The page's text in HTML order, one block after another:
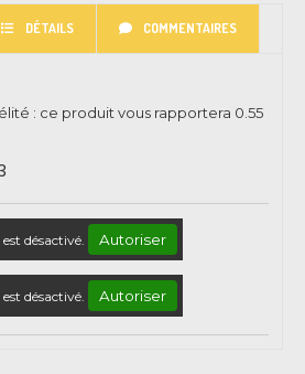
DÉTAILS COMMENTAIRES
: ce produit vous rapportera 0.55
désactivé. Autoriser
désactivé. Autoriser